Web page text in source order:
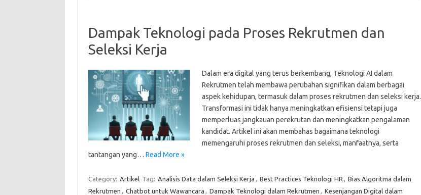
Dampak Teknologi pada Proses Rekrutmen dan
Seleksi Kerja
Dalam era digital yang terus berkembang, Teknologi AI dalam
Rekrutmen telah membawa perubahan signifikan dalam berbagai
aspek kehidupan, termasuk dalam proses rekrutmen dan seleksi kerja.
Transformasi ini tidak hanya meningkatkan efisiensi tetapi juga
memperluas jangkauan perekrutan dan meningkatkan pengalaman
kandidat. Artikel ini akan membahas bagaimana teknologi
memengaruhi proses rekrutmen dan seleksi, manfaatnya, serta
tantangan yang… Read More »
Category: Artikel Tag: Analisis Data dalam Seleksi Kerja , Best Practices Teknologi HR , Bias Algoritma dalam
Rekrutmen , Chatbot untuk Wawancara , Dampak Teknologi dalam Rekrutmen , Kesenjangan Digital dalam